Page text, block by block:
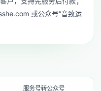
或公众号“音致运
服务号转公众号